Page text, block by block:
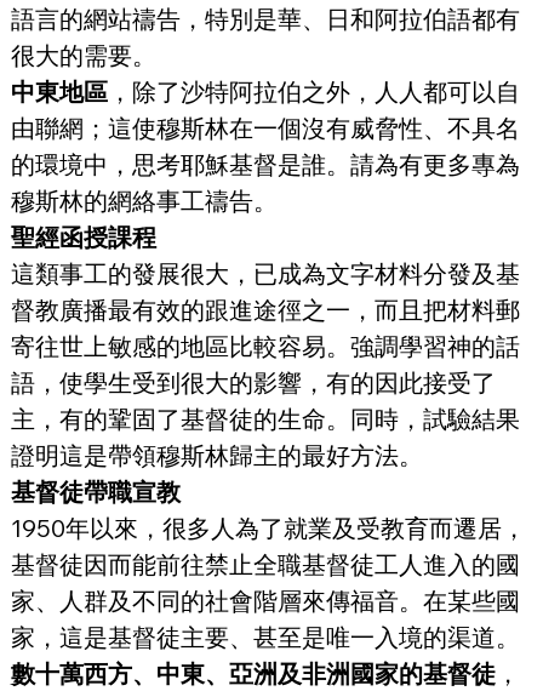
語言的網站禱告，特別是華、日和阿拉伯語都有
很大的需要。
中東地區，除了沙特阿拉伯之外，人人都可以自
由聯網；這使穆斯林在一個沒有威脅性、不具名
的環境中，思考耶穌基督是誰。請為有更多專為
穆斯林的網絡事工禱告。
聖經函授課程
這類事工的發展很大，已成為文字材料分發及基
督教廣播最有效的跟進途徑之一，而且把材料郵
寄往世上敏感的地區比較容易。強調學習神的話
語，使學生受到很大的影響，有的因此接受了
主，有的鞏固了基督徒的生命。同時，試驗結果
證明這是帶領穆斯林歸主的最好方法。
基督徒帶職宣教
1950年以來，很多人為了就業及受教育而遷居，
基督徒因而能前往禁止全職基督徒工人進入的國
家、人群及不同的社會階層來傳福音。在某些國
家，這是基督徒主要、甚至是唯一入境的渠道。
數十萬西方、中東、亞洲及非洲國家的基督徒，